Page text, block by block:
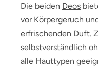
Die beiden Deos
vor Körpergeruch
erfrischenden Duft.
selbstverständlich
alle Hauttypen